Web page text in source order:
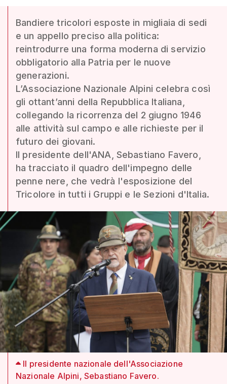
Bandiere tricolori esposte in migliaia di sedi
e un appello preciso alla politica:
reintrodurre una forma moderna di servizio
obbligatorio alla Patria per le nuove
generazioni.
L’Associazione Nazionale Alpini celebra così
gli ottant’anni della Repubblica Italiana,
collegando la ricorrenza del 2 giugno 1946
alle attività sul campo e alle richieste per il
futuro dei giovani.
Il presidente dell'ANA, Sebastiano Favero,
ha tracciato il quadro dell'impegno delle
penne nere, che vedrà l'esposizione del
Tricolore in tutti i Gruppi e le Sezioni d'Italia.
Il presidente nazionale dell'Associazione
Nazionale Alpini, Sebastiano Favero.